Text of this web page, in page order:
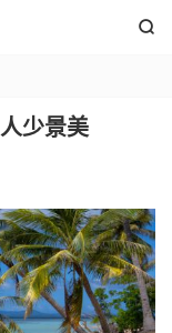

少景美